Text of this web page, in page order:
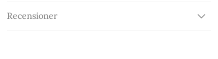
Recensioner